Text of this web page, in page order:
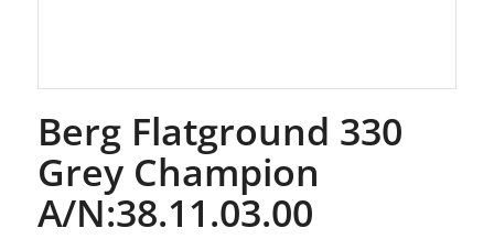
Berg Flatground 330
Grey Champion
A/N:38.11.03.00